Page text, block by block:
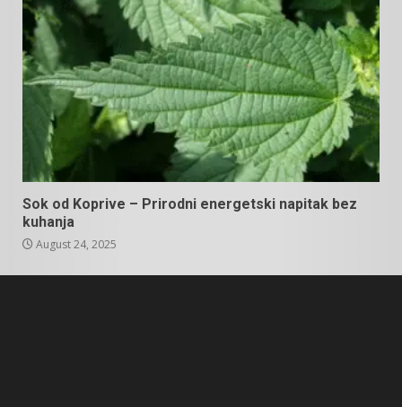
Sok od Koprive – Prirodni energetski napitak bez
kuhanja
August 24, 2025